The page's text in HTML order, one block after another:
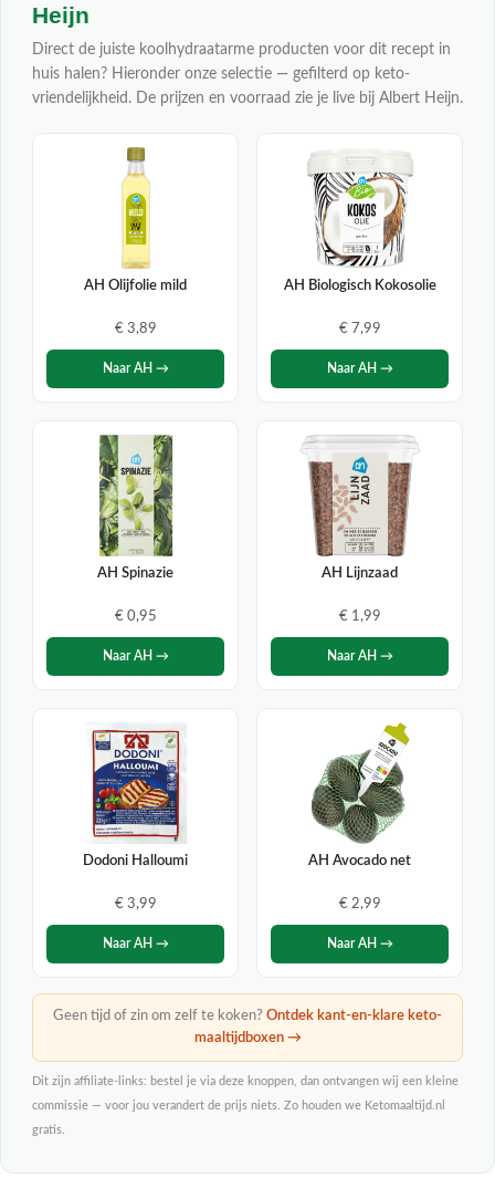
Heijn
Direct de juiste koolhydraatarme producten voor dit recept in
huis halen? Hieronder onze selectie — gefilterd op keto-
vriendelijkheid. De prijzen en voorraad zie je live bij Albert Heijn.
AH Olijfolie mild
€ 3,89
Naar AH →
AH Biologisch Kokosolie
€ 7,99
Naar AH →
AH Spinazie
€ 0,95
Naar AH →
AH Lijnzaad
€ 1,99
Naar AH →
Dodoni Halloumi
€ 3,99
Naar AH →
AH Avocado net
€ 2,99
Naar AH →
Geen tijd of zin om zelf te koken? Ontdek kant-en-klare keto-
maaltijdboxen →
Dit zijn affiliate-links: bestel je via deze knoppen, dan ontvangen wij een kleine
commissie — voor jou verandert de prijs niets. Zo houden we Ketomaaltijd.nl
gratis.